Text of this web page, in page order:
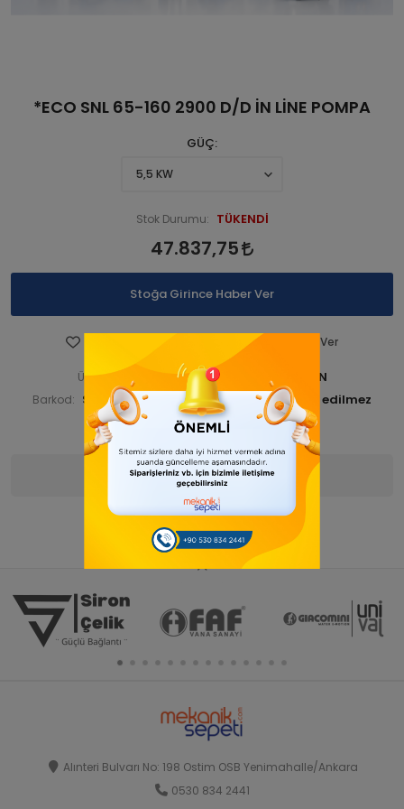
*ECO SNL 65-160 2900 D/D İN LİNE POMPA
GÜÇ
Stok Durumu: TÜKENDİ
47.837,75
Stoğa Girince Haber Ver
Fiyatı Düşünce Haber Ver
Ürün Kodu: STNSNL290 00034-ANA ÜRÜN
Barkod: STNSNL29000034 İade Bilgisi:
Ürün Bilgisi Yorumlar
Alınteri Bulvarı No: 198 Ostim OSB Yenimahalle/Ankara
0530 834 2441